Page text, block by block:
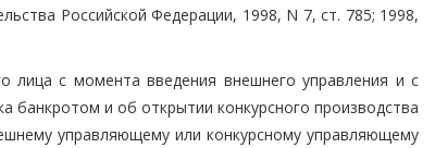
Российской Федерации, 1998, N 7, ст. 785; 1998,
лица с момента введения внешнего управления и с
и об открытии конкурсного производства
управляющему или конкурсному управляющему